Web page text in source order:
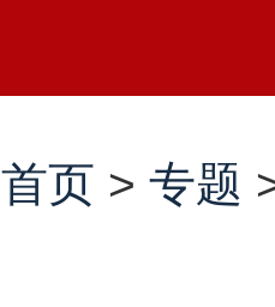
首页 > 专题